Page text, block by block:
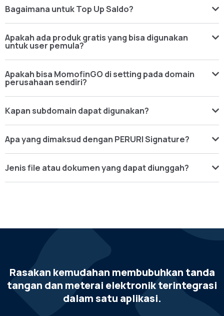
Bagaimana untuk Top Up Saldo?
Apakah ada produk gratis yang bisa digunakan
untuk user pemula?
Apakah bisa MomofinGO di setting pada domain
perusahaan sendiri?
Kapan subdomain dapat digunakan?
Apa yang dimaksud dengan PERURI Signature?
Jenis file atau dokumen yang dapat diunggah?
Rasakan kemudahan membubuhkan tanda
tangan dan meterai elektronik terintegrasi
dalam satu aplikasi.